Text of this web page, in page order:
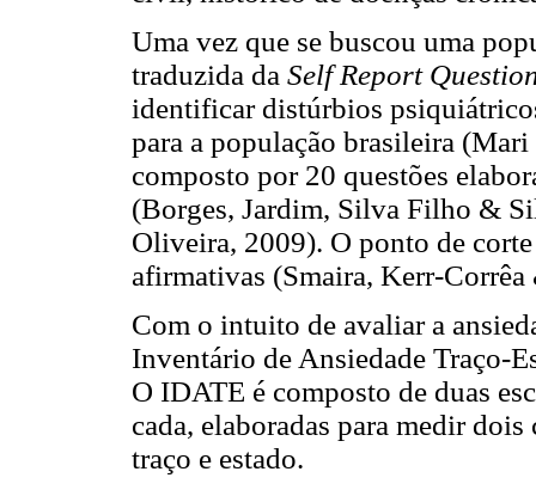
Uma vez que se buscou uma
traduzida da Self Report
identificar distúrbios
para a população brasileira
composto por 20 questões
(Borges, Jardim, Silva Filho &
Oliveira, 2009). O ponto de
afirmativas (Smaira, Kerr-
Com o intuito de avaliar a
Inventário de Ansiedade Traço-
O IDATE é composto de duas
cada, elaboradas para medir
traço e estado.